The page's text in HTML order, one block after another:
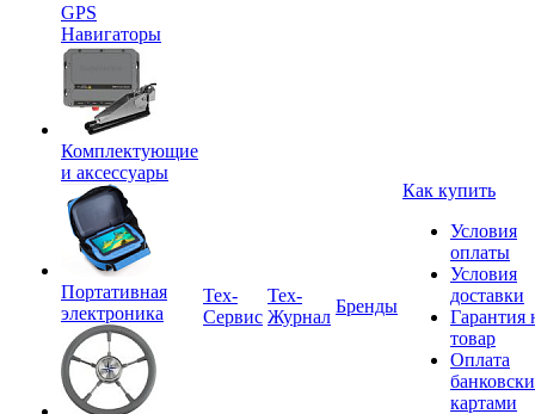
GPS
Навигаторы
Комплектующие
и аксессуары
Портативная
электроника
Tex-
Сервис
Тех-
Журнал
Бренды
Как купить
Условия
оплаты
Условия
доставки
Гарантия
товар
Оплата
картами